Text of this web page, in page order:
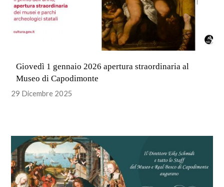
Giovedì 1 gennaio 2026 apertura straordinaria al
Museo di Capodimonte
29 Dicembre 2025